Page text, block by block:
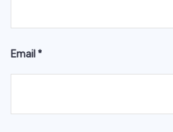
Email*